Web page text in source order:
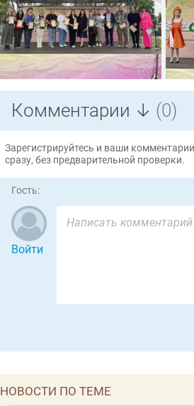
Комментарии ↓ (0)
Зарегистрируйтесь и ваши
сразу, без предварительной проверки.
Гость:
Войти
НОВОСТИ ПО ТЕМЕ